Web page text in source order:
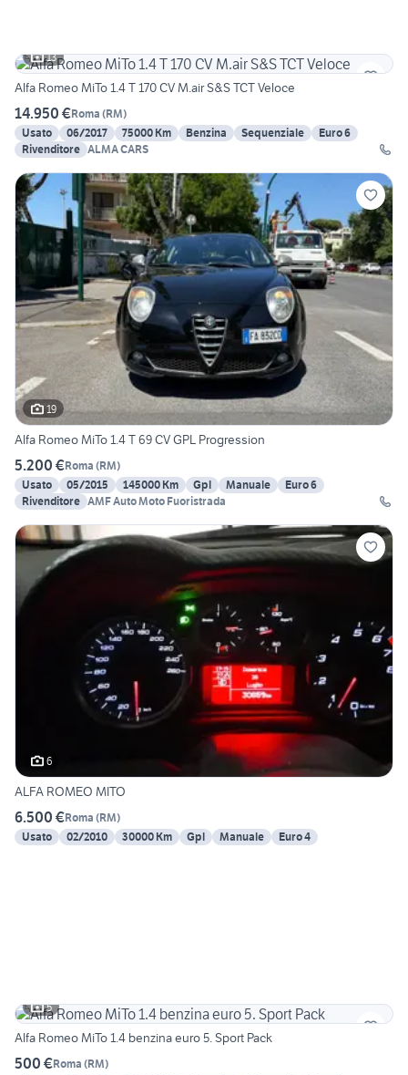
13
Alfa Romeo MiTo 1.4 T 170 CV M.air S&S TCT Veloce
14.950 €Roma (RM)
Usato
06/2017 75000 Km Benzina Sequenziale
Euro 6
Rivenditore ALMA CARS
19
Alfa Romeo MiTo 1.4 T 69 CV GPL Progression
5.200 €Roma (RM)
Usato
05/2015 145000 Km Gpl Manuale
Euro 6
Rivenditore AMF Auto Moto Fuoristrada
6
ALFA ROMEO MITO
6.500 €Roma (RM)
Usato
02/2010 30000 Km Gpl Manuale Euro 4
5
Alfa Romeo MiTo 1.4 benzina euro 5. Sport Pack
500 €Roma (RM)